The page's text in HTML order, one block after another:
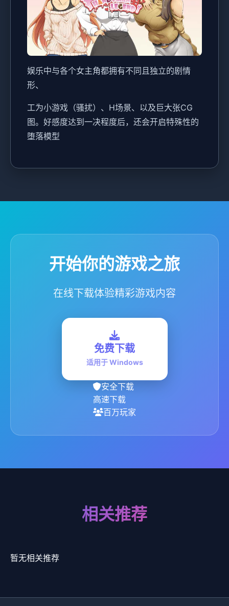
娱乐中与各个女主角都拥有不同且独立的剧情
形、
工为小游戏（骚扰）、H场景、以及巨大张CG
图。好感度达到一决程度后，还会开启特殊性的
堕落模型
开始你的游戏之旅
在线下载体验精彩游戏内容
免费下载
适用于 Windows
安全下载
高速下载
百万玩家
相关推荐
暂无相关推荐